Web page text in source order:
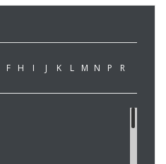
F H I J K L M N P
R